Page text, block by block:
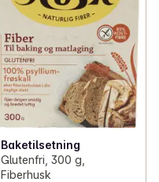
Baketilsetning
Glutenfri, 300 g,
Fiberhusk